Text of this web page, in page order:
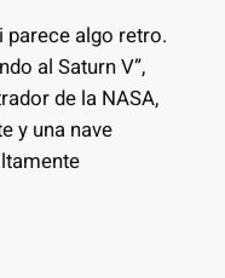
parece algo retro.
al Saturn V”,
de la NASA,
y una nave